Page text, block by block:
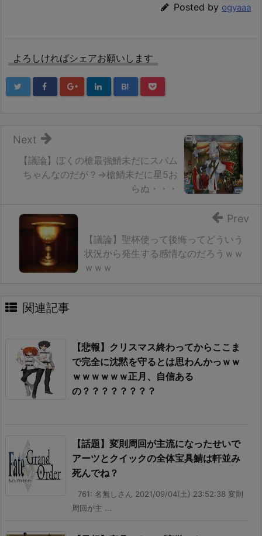
Posted by ogyaaa
よろしければシェアお願いします
B!
【議論】ぼくの槍最強鯖未だにスパム
ちゃんなのだが？⇒槍鯖未だに星5お
らぬ・・・
Next
【議論】聖杯使って後悔ってどういう
状況から発生する感情なのだろうｗｗ
ｗｗｗ
Prev
関連記事
【悲報】クリスマス終わってからここま
で完全に沈黙を守るとは思わんかっｗｗ
ｗｗｗｗｗｗ正月、自信ある
の？？？？？？？？
【話題】変則周回が主流になったせいで
アーツとクイックの全体宝具鯖は軒並み
死んでね？
761: 名無しさん 2021/09/04(土) 23:52:38 変則
周回が主 ...